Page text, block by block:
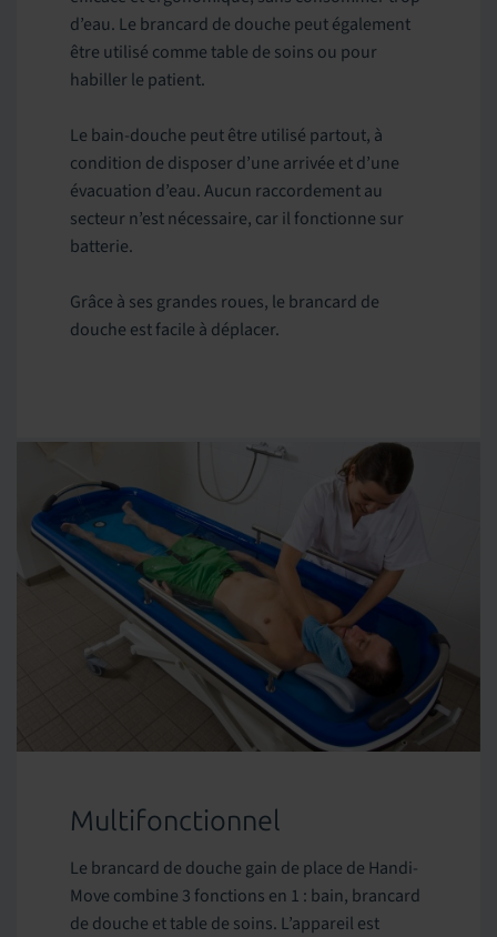
d’eau. Le brancard de douche peut également
être utilisé comme table de soins ou pour
habiller le patient.
Le bain-douche peut être utilisé partout, à
condition de disposer d’une arrivée et d’une
évacuation d’eau. Aucun raccordement au
secteur n’est nécessaire, car il fonctionne sur
batterie.
Grâce à ses grandes roues, le brancard de
douche est facile à déplacer.
Multifonctionnel
Le brancard de douche gain de place de Handi-
Move combine 3 fonctions en 1 : bain, brancard
de douche et table de soins. L’appareil est